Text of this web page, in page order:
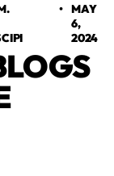
•MAY
6,
2024